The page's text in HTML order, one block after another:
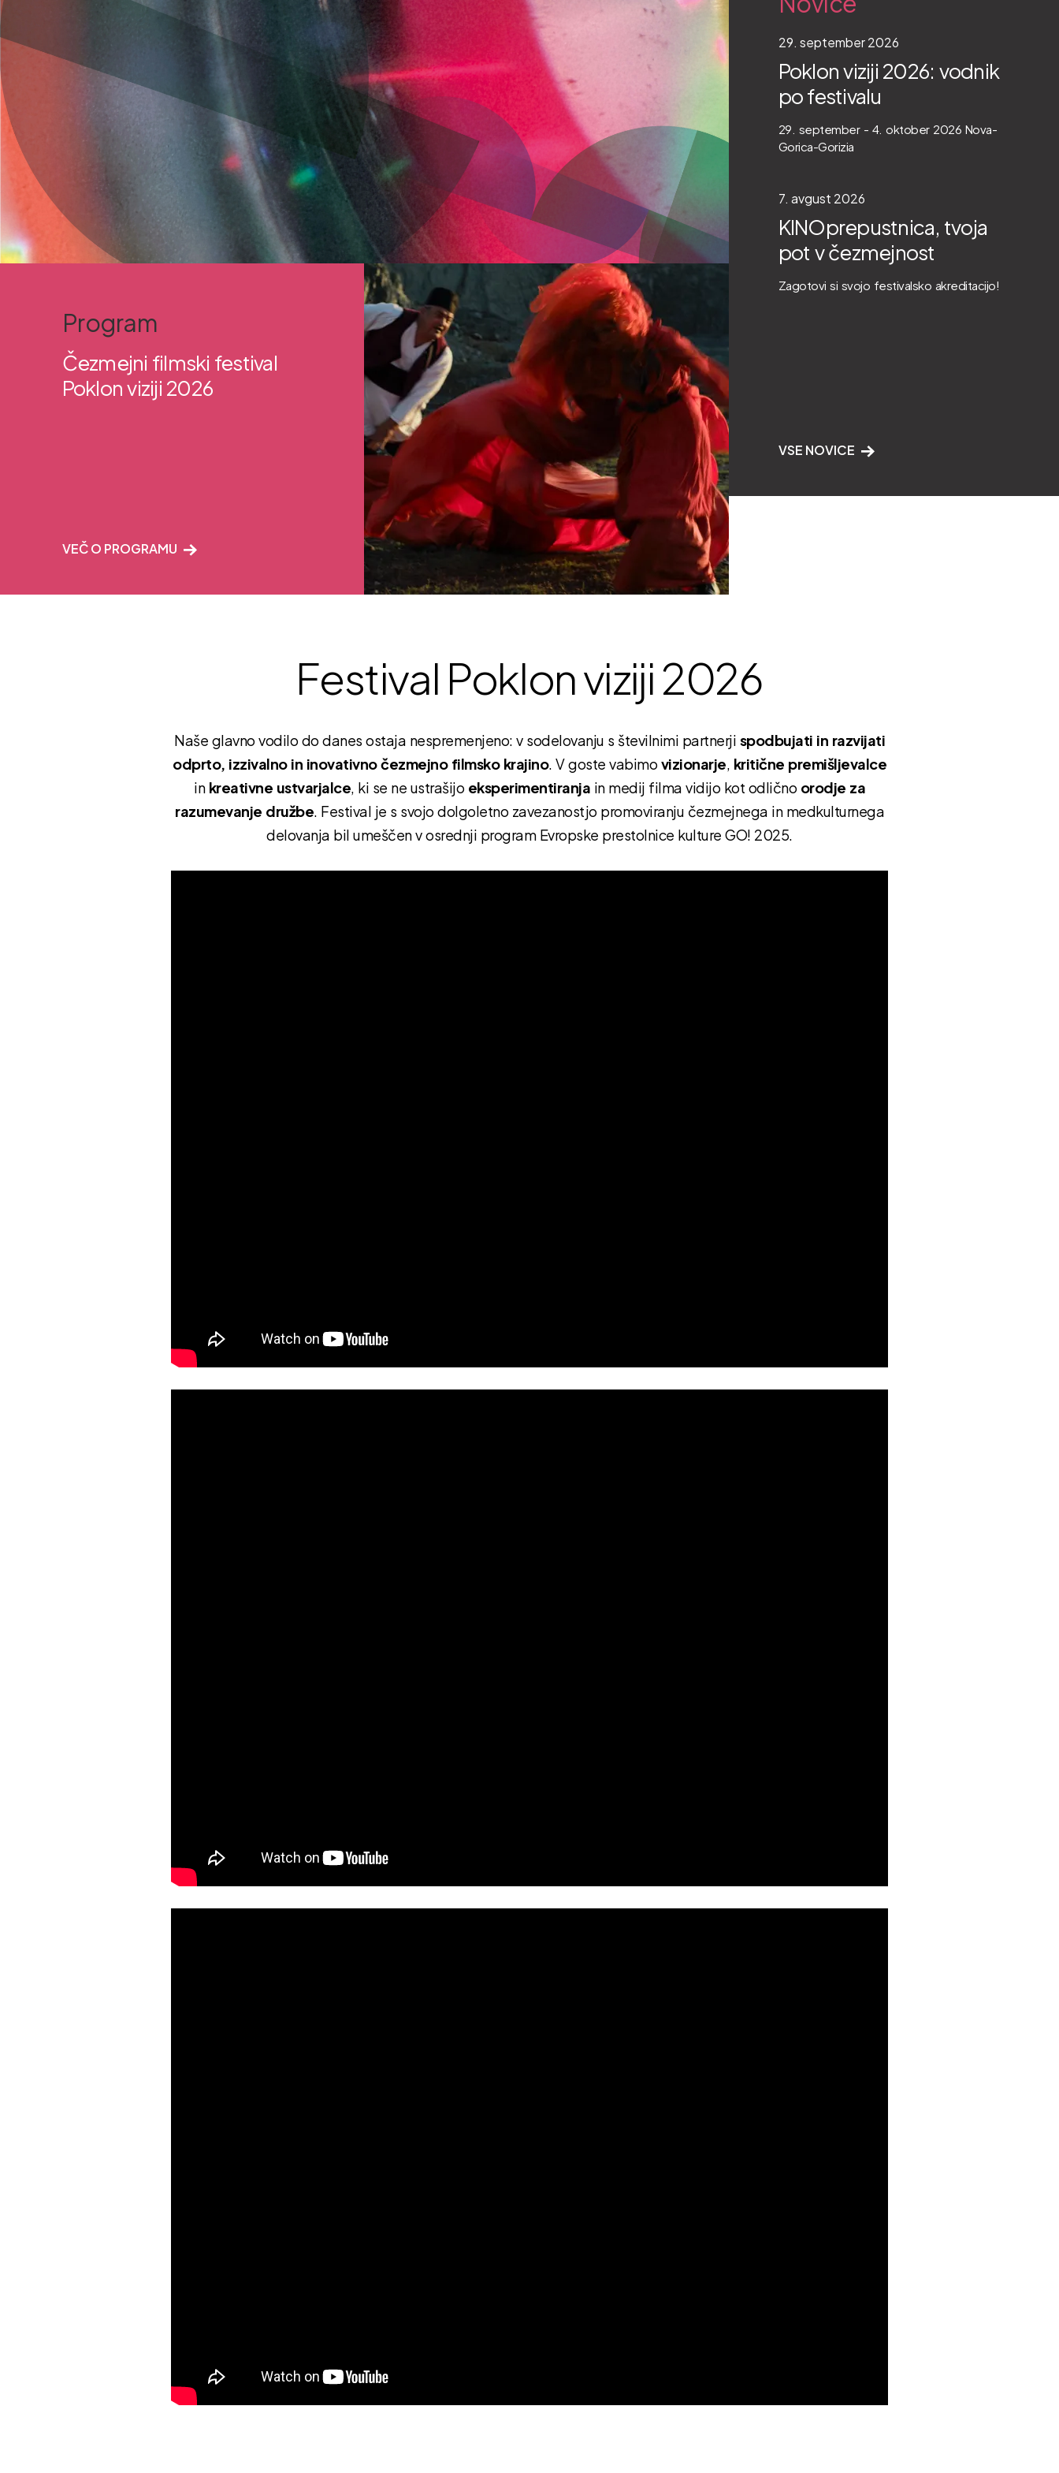
Program
Čezmejni filmski festival
Poklon viziji 2026
VEČ O PROGRAMU
29. september 2026
Poklon viziji 2026: vodnik
po festivalu
29. september - 4. oktober 2026 Nova-
Gorica-Gorizia
7. avgust 2026
KINOprepustnica, tvoja
pot v čezmejnost
Zagotovi si svojo festivalsko akreditacijo!
VSE NOVICE
Festival Poklon viziji 2026
Naše glavno vodilo do danes ostaja nespremenjeno: v sodelovanju s številnimi partnerji spodbujati in razvijati
odprto, izzivalno in inovativno čezmejno filmsko krajino. V goste vabimo vizionarje, kritične premišljevalce
in kreativne ustvarjalce, ki se ne ustrašijo eksperimentiranja in medij filma vidijo kot odlično orodje za
razumevanje družbe. Festival je s svojo dolgoletno zavezanostjo promoviranju čezmejnega in medkulturnega
delovanja bil umeščen v osrednji program Evropske prestolnice kulture GO! 2025.